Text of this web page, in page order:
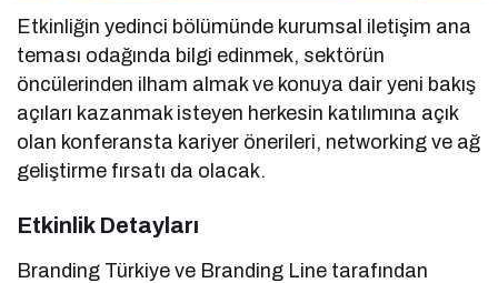
Etkinliğin yedinci bölümünde kurumsal iletişim ana
teması odağında bilgi edinmek, sektörün
öncülerinden ilham almak ve konuya dair yeni bakış
açıları kazanmak isteyen herkesin katılımına açık
olan konferansta kariyer önerileri, networking ve ağ
geliştirme fırsatı da olacak.
Etkinlik Detayları
Branding Türkiye ve Branding Line tarafından